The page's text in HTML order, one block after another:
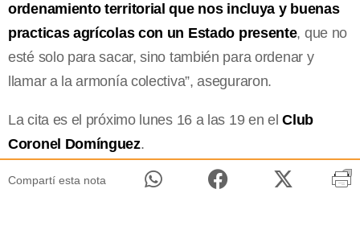
ordenamiento territorial que nos incluya y buenas
practicas agrícolas con un Estado presente, que no
esté solo para sacar, sino también para ordenar y
llamar a la armonía colectiva”, aseguraron.
La cita es el próximo lunes 16 a las 19 en elClub
Coronel Domínguez.
Compartí esta nota